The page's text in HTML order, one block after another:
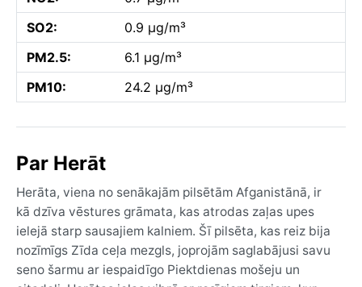
SO2:
0.9 µg/m³
PM2.5:
6.1 µg/m³
PM10:
24.2 µg/m³
Par Herāt
Herāta, viena no senākajām pilsētām Afganistānā, ir
kā dzīva vēstures grāmata, kas atrodas zaļas upes
ielejā starp sausajiem kalniem. Šī pilsēta, kas reiz bija
nozīmīgs Zīda ceļa mezgls, joprojām saglabājusi savu
seno šarmu ar iespaidīgo Piektdienas mošeju un